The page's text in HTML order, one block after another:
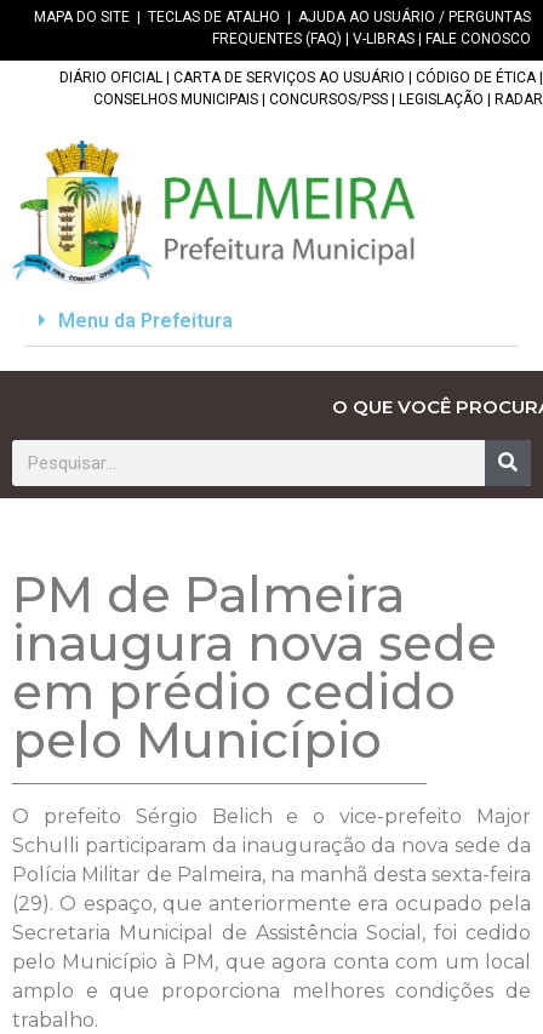
MAPA DO SITE TECLAS DE ATALHO
AJUDA AO USUÁRIO / PERGUNTAS
FREQUENTES (FAQ)
V-LIBRAS FALE CONOSCO
DIÁRIO OFICIAL CARTA DE SERVIÇOS AO USUÁRIO CÓDIGO DE ÉTICA|
CONSELHOS MUNICIPAIS
CONCURSOS/PSS LEGISLAÇÃO RADAR
Menu da Prefeitura
O QUE VOCÊ
PM de Palmeira
inaugura nova sede
em prédio cedido
pelo Município
O prefeito Sérgio Belich e o vice-prefeito Major
Schulli participaram da inauguração da nova sede da
Polícia Militar de Palmeira, na manhã desta sexta-feira
(29). O espaço, que anteriormente era ocupado pela
Secretaria Municipal de Assistência Social, foi cedido
pelo Município à PM, que agora conta com um local
amplo e que proporciona melhores condições de
trabalho.